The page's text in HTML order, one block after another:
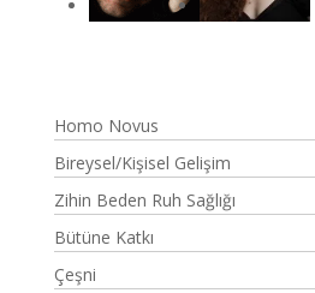
Homo Novus
Bireysel/Kişisel Gelişim
Zihin Beden Ruh Sağlığı
Bütüne Katkı
Çeşni